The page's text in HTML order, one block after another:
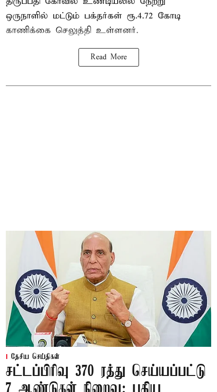
ஒருநாளில் மட்டும் பக்தர்கள் ரூ.4.72 கோடி
காணிக்கை செலுத்தி உள்ளனர்.
Read More
தேசிய செய்திகள்
சட்டப்பிரிவு 370 ரத்து செய்யப்பட்டு